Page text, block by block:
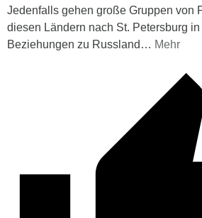
Jedenfalls gehen große Gruppen von
diesen Ländern nach St. Petersburg
Beziehungen zu Russland … Mehr